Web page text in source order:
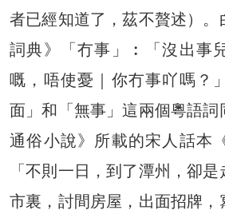
者已經知道了，茲不贅述）
詞典》「冇事」︰「沒出事
嘅，唔使憂｜你冇事吖嗎？
面」和「無事」這兩個粵語詞
通俗小說》所載的宋人話本
「不則一日，到了潭州，卻
市裏，討間房屋，出面招牌，